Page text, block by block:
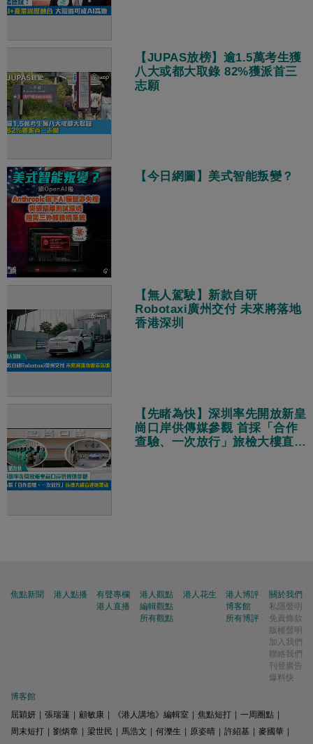
【JUPAS放榜】逾1.5萬考生獲
八大或都大取錄 82%獲派首三
志願
【今日網圖】美式智能叛變？
【無人駕駛】新款自研
Robotaxi廣州交付 未來將落地
香港深圳
【先睹為快】深圳率先開放新皇
崗口岸供傳媒參觀 首採「合作
查驗、一次放行」旅檢大樓直連
焦點新聞 港人點播
有聲專欄
港人直播
港人觀點
編輯觀點
所有觀點
港人花生
港人博評
博客館
所有博評
關於我們
私隱聲明
免責條款
版權聲明
加入我們
聯絡我們
刊登廣告
爆料快
博客館
屈穎妍 | 張瑞蓮 | 顧敏康 | 《港人講地》編輯室 | 焦點短打 | 一周圈點 |
周末短打 | 劉炳章 | 梁世民 | 馬浩文 | 何濼生 | 原姿晴 | 許紹基 | 麥國華 |